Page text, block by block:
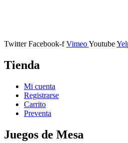
Twitter Facebook-f VimeoYoutube
Tienda
Mi cuenta
Registrarse
Carrito
Preventa
Juegos de Mesa